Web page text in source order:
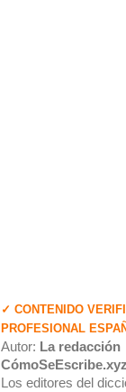
✓ CONTENIDO
PROFESIONAL
Autor: La redacción
CómoSeEscribe.xyz
Los editores del